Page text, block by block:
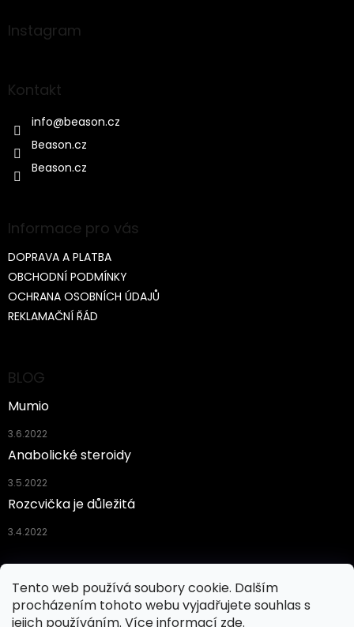
Tento web používá soubory cookie. Dalším
procházením tohoto webu vyjadřujete souhlas s
jejich používáním. Více informací zde.
aInstagram
Kontakt
info@beason.cz
Beason.cz
Beason.cz
Informace pro vás
DOPRAVA A PLATBA
OBCHODNÍ PODMÍNKY
OCHRANA OSOBNÍCH ÚDAJŮ
REKLAMAČNÍ ŘÁD
BLOG
Mumio
3.6.2022
Anabolické steroidy
3.5.2022
Rozcvička je důležitá
3.4.2022
Facebook